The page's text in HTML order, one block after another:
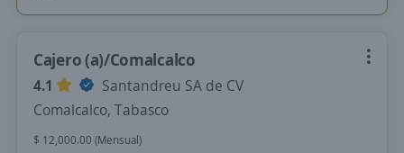
Cajero (a)/Comalcalco
4.1
Santandreu SA de CV
Comalcalco, Tabasco
$ 12,000.00 (Mensual)